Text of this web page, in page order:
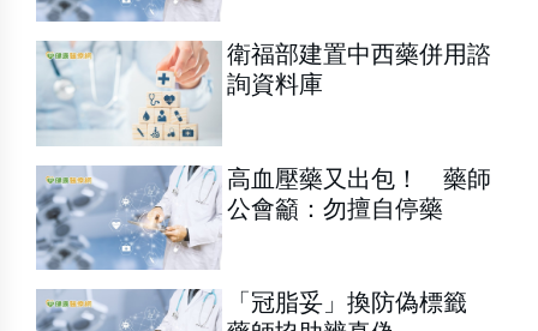
衛福部建置中西藥併用諮
詢資料庫
高血壓藥又出包！ 藥師
公會籲：勿擅自停藥
「冠脂妥」換防偽標籤